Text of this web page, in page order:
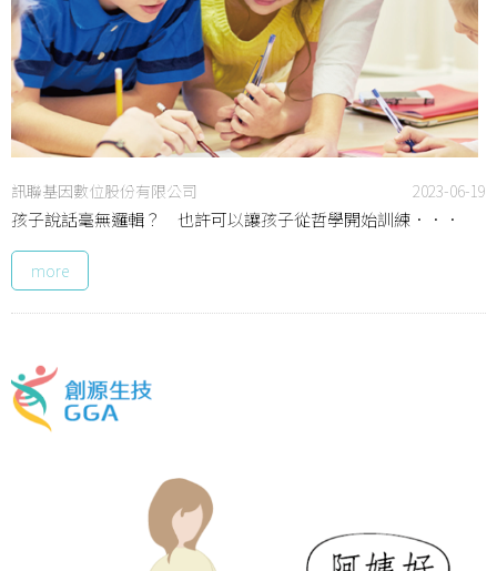
訊聯基因數位股份有限公司 2023-06-19
孩子說話毫無邏輯？ 也許可以讓孩子從哲學開始訓練．．．
more